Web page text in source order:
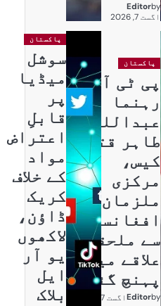
by
Editor
اگست 7, 2026
پاکستان
پی ٹی آئی
رہنما
عبداللہ
طاہر قتل
کیس،
مرکزی
ملزمان
افغانستان
سے ملحقہ
علاقے میں
پہنچ گئے
by
Editorاگست 7, 2026
پاکستان
سوشل
میڈیا
پر
قابلِ
اعتراض
مواد
کے خلاف
کریک
ڈاؤن،
لاکھوں
یو آر
ایل
بلاک